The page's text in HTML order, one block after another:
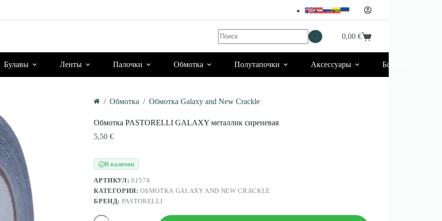
Ничего
не
найдено
Корзина
0,00€
Булавы Ленты Палочки Обмотка Полутапочки Аксессуары Больше
/ Обмотка / Обмотка Galaxy and New Crackle
Обмотка PASTORELLI GALAXY металлик сиреневая
5,50€
✓В наличии
АРТИКУЛ:01578
КАТЕГОРИЯ:ОБМОТКА GALAXY AND NEW CRACKLE
БРЕНД: PASTORELLI
Количество